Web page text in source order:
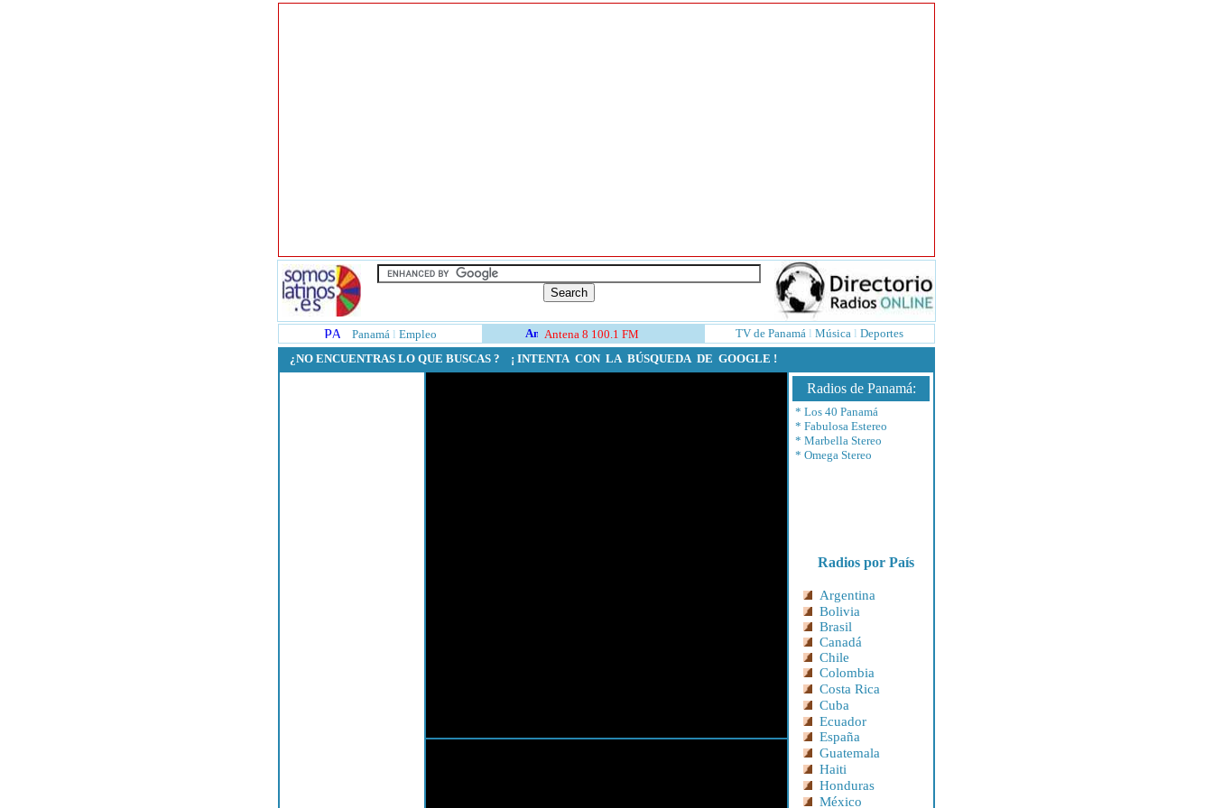
Panamá l Empleo Antena 8 100.1 FM TV de Panamá l Música l Deportes
¿NO ENCUENTRAS LO QUE BUSCAS ? ¡ INTENTA CON LA BÚSQUEDA DE GOOGLE !
Radios de Panamá:
* Los 40 Panamá
* Fabulosa Estereo
* Marbella Stereo
* Omega Stereo
Radios por País
Argentina
Bolivia
Brasil
Canadá
Chile
Colombia
Costa Rica
Cuba
Ecuador
España
Guatemala
Haiti
Honduras
México